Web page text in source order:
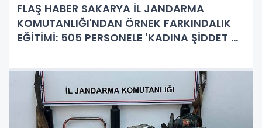
FLAŞ HABER SAKARYA İL JANDARMA
KOMUTANLIĞI'NDAN ÖRNEK FARKINDALIK
EĞİTİMİ: 505 PERSONELE 'KADINA ŞİDDET VE